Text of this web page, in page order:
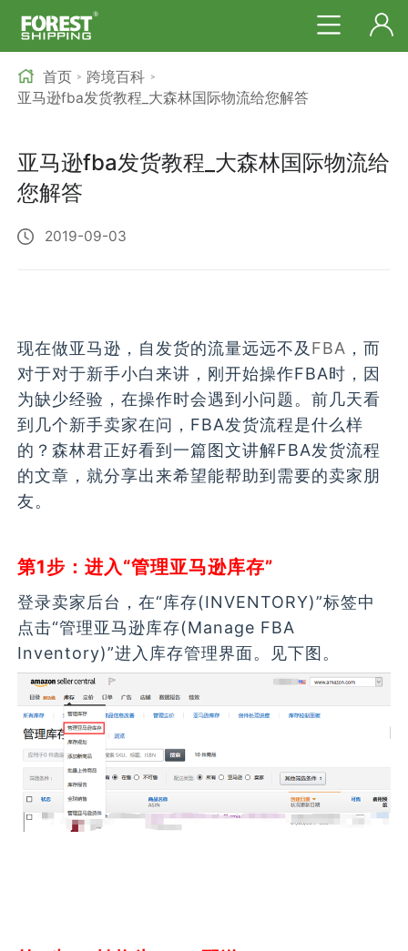
首页 > 跨境百科 >
亚马逊fba发货教程_大森林国际物流给您解答
亚马逊fba发货教程_大森林国际物流给
您解答
2019-09-03
现在做亚马逊，自发货的流量远远不及 FBA ，而
对于对于新手小白来讲，刚开始操作FBA时，因
为缺少经验，在操作时会遇到小问题。前几天看
到几个新手卖家在问，FBA发货流程是什么样
的？森林君正好看到一篇图文讲解FBA发货流程
的文章，就分享出来希望能帮助到需要的卖家朋
友。
第1步：进入“管理亚马逊库存”
登录卖家后台，在“库存(INVENTORY)”标签中
点击“管理亚马逊库存(Manage FBA
Inventory)”进入库存管理界面。见下图。